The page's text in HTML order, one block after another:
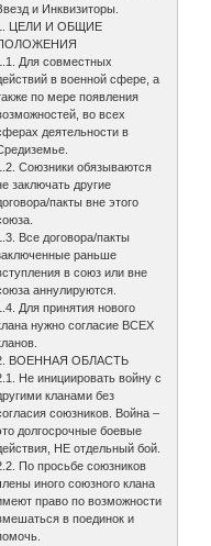
и Инквизиторы.
ЦЕЛИ И ОБЩИЕ
Для совместных
в военной сфере, а
по мере появления
во всех
деятельности в
Союзники обязываются
заключать другие
пакты вне этого
Все договора/пакты
раньше
в союз или вне
аннулируются.
Для принятия нового
нужно согласие ВСЕХ
ВОЕННАЯ ОБЛАСТЬ
Не инициировать войну с
кланами без
союзников. Война –
долгосрочные боевые
НЕ отдельный бой.
По просьбе союзников
иного союзного клана
право по возможности
в поединок и